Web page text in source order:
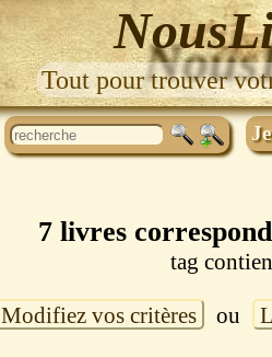
Tout pour trouver
7 livres
tag
Modifiez vos critères ou